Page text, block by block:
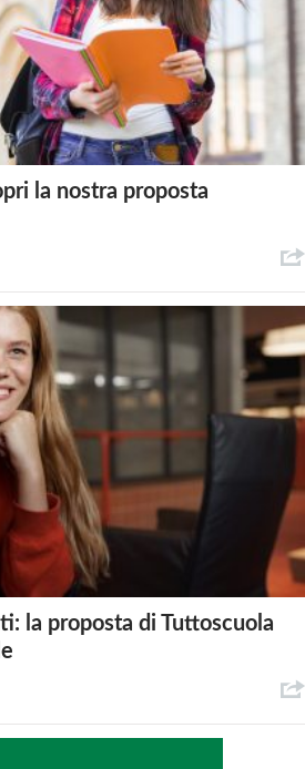
la nostra proposta
la proposta di Tuttoscuola